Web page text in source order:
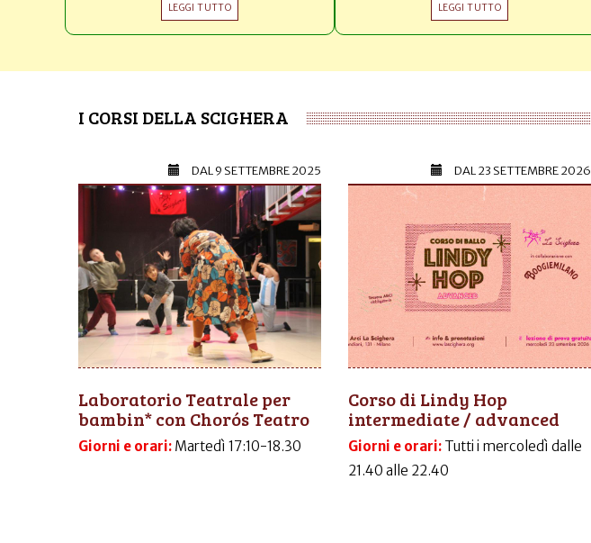
LEGGI TUTTO LEGGI TUTTO
I CORSI DELLA SCIGHERA
DAL9 SETTEMBRE 2025
Laboratorio Teatrale per
bambin* con Chorós Teatro
Giorni e orari: Martedì 17:10-18.30
DAL23 SETTEMBRE 2026
Corso di Lindy Hop
intermediate / advanced
Giorni e orari: Tutti i mercoledì dalle
21.40 alle 22.40